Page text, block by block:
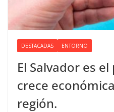
DESTACADAS ENTORNO
El Salvador es
crece
región.